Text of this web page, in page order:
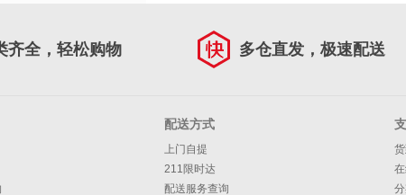
齐全，轻松购物 多仓直发，极速配送
配送方式
上门自提
211限时达
配送服务查询